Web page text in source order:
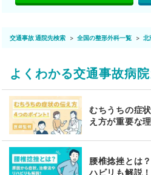
交通事故 通院先検索 全国の整形外科一覧 北
よくわかる交通事故病
むちうちの症
え方が重要な
腰椎捻挫とは
ハビリも解説！